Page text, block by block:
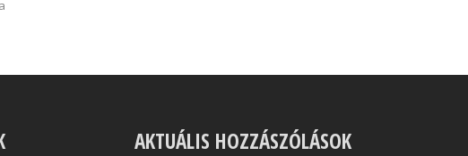
AKTUÁLIS HOZZÁSZÓLÁSOK